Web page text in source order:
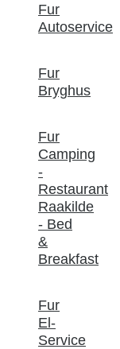
Fur
Autoservice
Fur
Bryghus
Fur
Camping
-
Restaurant
Raakilde
- Bed
&
Breakfast
Fur
El-
Service